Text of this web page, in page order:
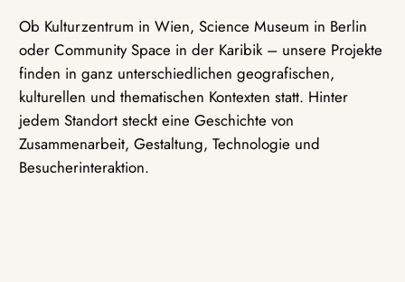
Ob Kulturzentrum in Wien, Science Museum in Berlin
oder Community Space in der Karibik – unsere Projekte
finden in ganz unterschiedlichen geografischen,
kulturellen und thematischen Kontexten statt. Hinter
jedem Standort steckt eine Geschichte von
Zusammenarbeit, Gestaltung, Technologie und
Besucherinteraktion.